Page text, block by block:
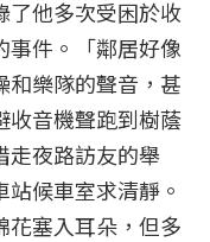
了他多次受困於收
事件。「鄰居好像
和樂隊的聲音，甚
音機聲跑到樹蔭
走夜路訪友的舉
候車室求清靜。
花塞入耳朵，但多